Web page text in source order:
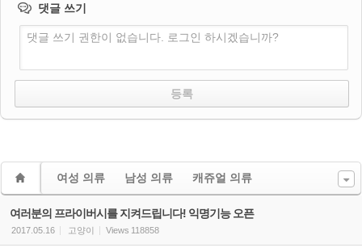
댓글 쓰기
댓글 쓰기 권한이 없습니다. 로그인 하시겠습니까?
여성 의류 남성 의류 캐쥬얼 의류
여러분의 프라이버시를 지켜드립니다! 익명기능 오픈
2017.05.16 고양이 Views 118858